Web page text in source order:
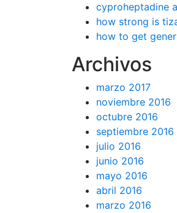
cyproheptadine
how strong is
how to get
Archivos
marzo 2017
noviembre 2016
octubre 2016
septiembre 2016
julio 2016
junio 2016
mayo 2016
abril 2016
marzo 2016